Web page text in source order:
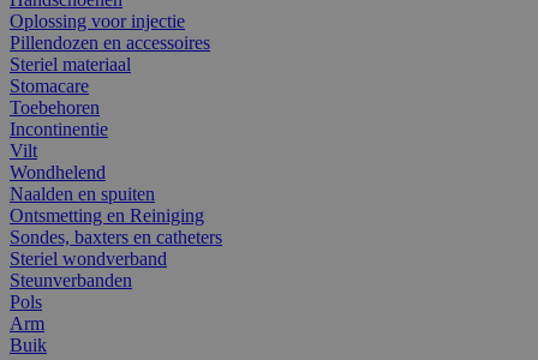
Oplossing voor injectie
Pillendozen en accessoires
Steriel materiaal
Stomacare
Toebehoren
Incontinentie
Vilt
Wondhelend
Naalden en spuiten
Ontsmetting en Reiniging
Sondes, baxters en catheters
Steriel wondverband
Steunverbanden
Pols
Arm
Buik